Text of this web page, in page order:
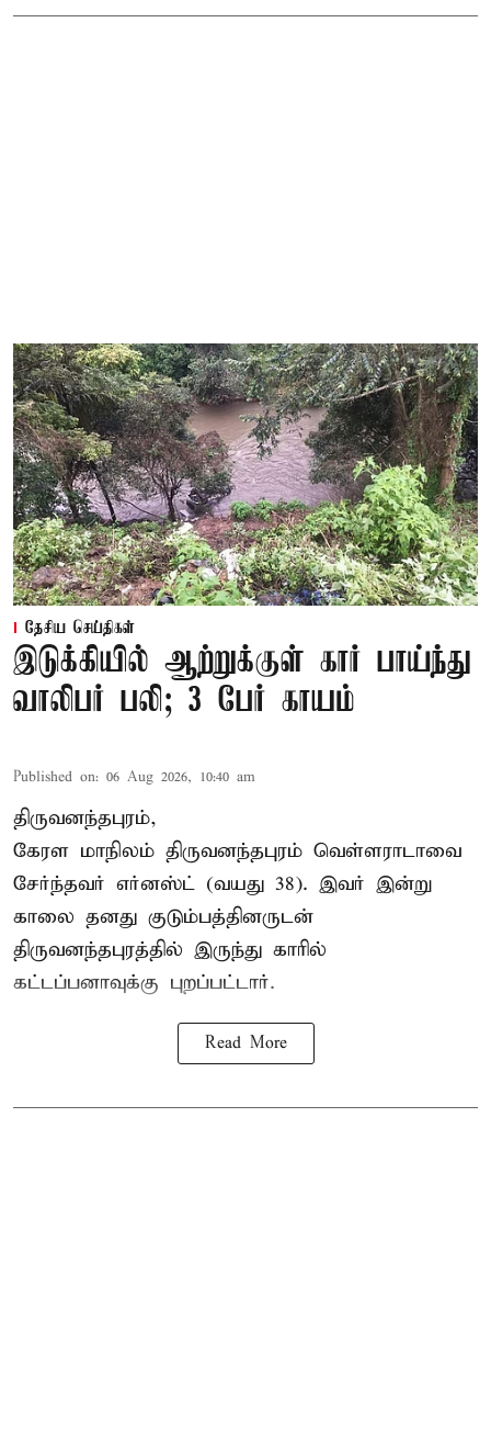
தேசிய செய்திகள்
இடுக்கியில் ஆற்றுக்குள் கார் பாய்ந்து
வாலிபர் பலி; 3 பேர் காயம்
Published on: 06 Aug 2026, 10:40 am
திருவனந்தபுரம்,
கேரள மாநிலம் திருவனந்தபுரம் வெள்ளராடாவை
சேர்ந்தவர் எர்னஸ்ட் (வயது 38). இவர் இன்று
காலை தனது குடும்பத்தினருடன்
திருவனந்தபுரத்தில் இருந்து காரில்
கட்டப்பனாவுக்கு புறப்பட்டார்.
Read More